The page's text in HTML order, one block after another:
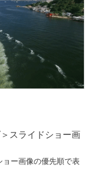
スライドショー画
ョー画像の優先順で表